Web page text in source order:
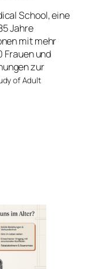
School, eine
Jahre
mit mehr
Frauen und
zur
of Adult